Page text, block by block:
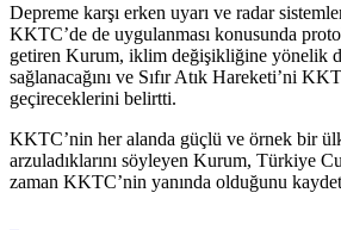
Depreme karşı erken uyarı ve radar
KKTC’de de uygulanması konusunda
getiren Kurum, iklim değişikliğine yönelik
sağlanacağını ve Sıfır Atık Hareketi’ni
geçireceklerini belirtti.
KKTC’nin her alanda güçlü ve örnek bir
arzuladıklarını söyleyen Kurum, Türkiye
zaman KKTC’nin yanında olduğunu